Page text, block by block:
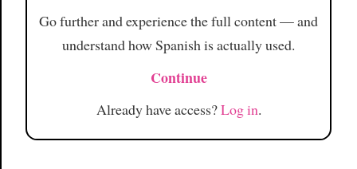
Go further and experience the full content — and
understand how Spanish is actually used.
Continue
Already have access?Log in.